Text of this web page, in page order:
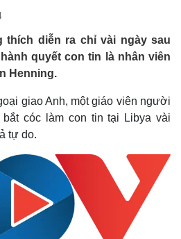
Việc làm
Biển đảo
thích diễn ra chỉ vài ngày sau
quyết con tin là nhân viên
Henning.
giao Anh, một giáo viên người
cóc làm con tin tại Libya vài
tự do.